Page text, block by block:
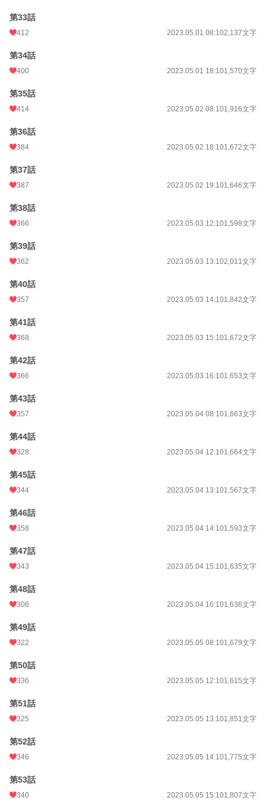
第33話
412 2023.05.01 08:102,137文字
第34話
400 2023.05.01 18:101,570文字
第35話
414 2023.05.02 08:101,916文字
第36話
384 2023.05.02 18:101,672文字
第37話
387 2023.05.02 19:101,646文字
第38話
366 2023.05.03 12:101,598文字
第39話
362 2023.05.03 13:102,011文字
第40話
357 2023.05.03 14:101,842文字
第41話
368 2023.05.03 15:101,672文字
第42話
366 2023.05.03 16:101,653文字
第43話
357 2023.05.04 08:101,663文字
第44話
328 2023.05.04 12:101,664文字
第45話
344 2023.05.04 13:101,567文字
第46話
358 2023.05.04 14:101,593文字
第47話
343 2023.05.04 15:101,635文字
第48話
306 2023.05.04 16:101,636文字
第49話
322 2023.05.05 08:101,679文字
第50話
336 2023.05.05 12:101,615文字
第51話
325 2023.05.05 13:101,851文字
第52話
346 2023.05.05 14:101,775文字
第53話
340 2023.05.05 15:101,807文字